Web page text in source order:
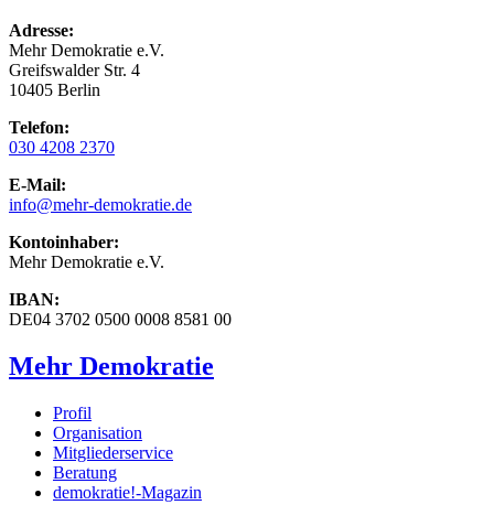
Adresse:
Mehr Demokratie e.V.
Greifswalder Str. 4
10405 Berlin
Telefon:
030 4208 2370
E-Mail:
info@mehr-demokratie.de
Kontoinhaber:
Mehr Demokratie e.V.
IBAN:
DE04 3702 0500 0008 8581 00
Mehr Demokratie
Profil
Organisation
Mitgliederservice
Beratung
demokratie!-Magazin